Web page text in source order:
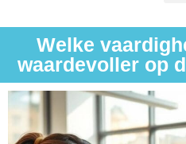
Welke
waardevoller op